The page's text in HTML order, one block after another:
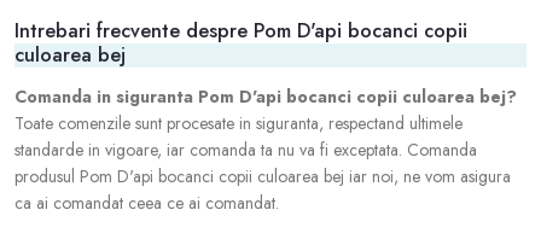
Intrebari frecvente despre Pom D'api bocanci copii
culoarea bej
Comanda in siguranta Pom D'api bocanci copii culoarea bej?
Toate comenzile sunt procesate in siguranta, respectand ultimele
standarde in vigoare, iar comanda ta nu va fi exceptata. Comanda
produsul Pom D'api bocanci copii culoarea bej iar noi, ne vom asigura
ca ai comandat ceea ce ai comandat.